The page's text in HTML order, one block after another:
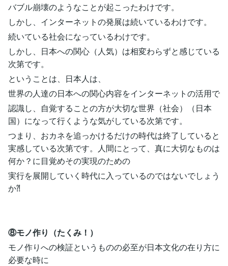
バブル崩壊のようなことが起こったわけです。
しかし、インターネットの発展は続いているわけです。
続いている社会になっているわけです。
しかし、日本への関心（人気）は相変わらずと感じている
次第です。
ということは、日本人は、
世界の人達の日本への関心内容をインターネットの活用で
認識し、自覚することの方が大切な世界（社会）（日本
国）になって行くような気がしている次第です。
つまり、おカネを追っかけるだけの時代は終了していると
実感している次第です。人間にとって、真に大切なものは
何か？に目覚めその実現のための
実行を展開していく時代に入っているのではないでしょう
か⁈
⑧モノ作り（たくみ！）
モノ作りへの検証というものの必至が日本文化の在り方に
必要な時に